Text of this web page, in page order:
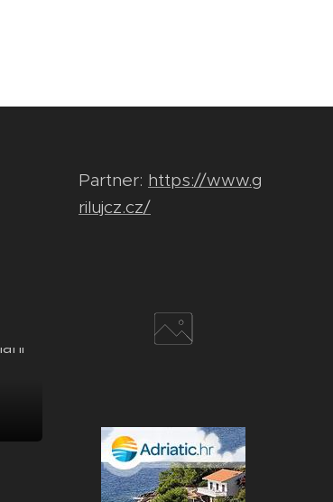
Partner: https://www.g
rilujcz.cz/